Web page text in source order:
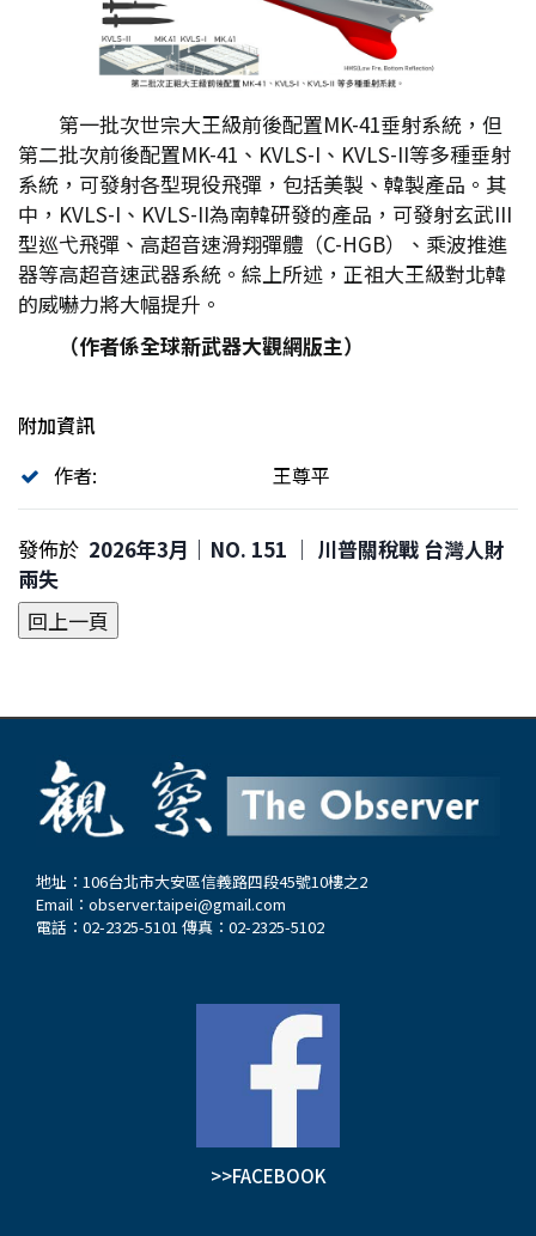
第一批次世宗大王級前後配置MK-41垂射系統，但
第二批次前後配置MK-41、KVLS-I、KVLS-II等多種垂射
系統，可發射各型現役飛彈，包括美製、韓製產品。其
中，KVLS-I、KVLS-II為南韓研發的產品，可發射玄武III
型巡弋飛彈、高超音速滑翔彈體（C-HGB）、乘波推進
器等高超音速武器系統。綜上所述，正祖大王級對北韓
的威嚇力將大幅提升。
（作者係全球新武器大觀網版主）
附加資訊
作者:
王尊平
發佈於 2026年3月｜NO. 151 │ 川普關稅戰 台灣人財
兩失
地址：106台北市大安區信義路四段45號10樓之2
Email： observer.taipei@gmail.com
電話：02-2325-5101 傳真：02-2325-5102
>>FACEBOOK